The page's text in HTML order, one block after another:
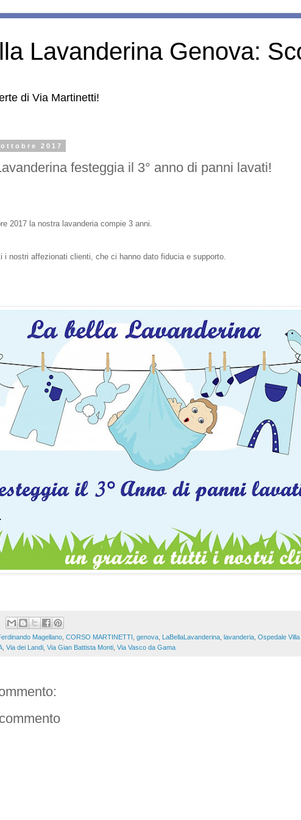
Lavanderina Genova:
di Via Martinetti!
2017
festeggia il 3° anno di panni lavati!
2017 la nostra lavanderia compie 3 anni.
i nostri affezionati clienti, che ci hanno dato fiducia e supporto.
Magellano CORSO MARTINETTI genova LaBellaLavanderina lavanderia Ospedale
Via dei Landi Via Gian Battista Monti Via Vasco da Gama